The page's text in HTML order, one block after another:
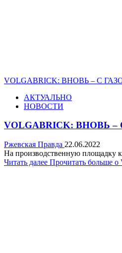
VOLGABRICK: ВНОВЬ – С
АКТУАЛЬНО
НОВОСТИ
VOLGABRICK: ВНОВЬ
Ржевская Правда 22.06.2022
На производственную площадку
Читать далее Прочитать